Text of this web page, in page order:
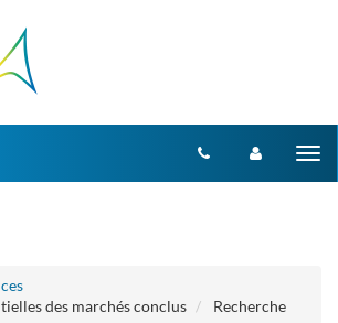
des marchés conclus
Recherche